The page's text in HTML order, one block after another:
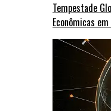
Tempestade
Econômicas